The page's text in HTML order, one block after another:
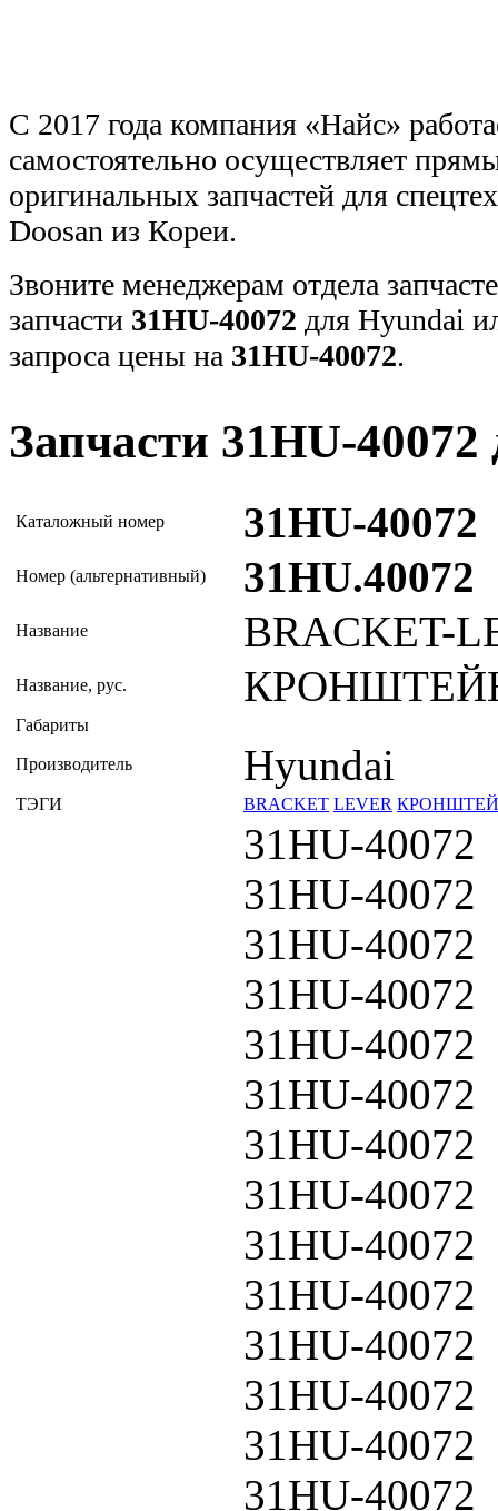
С 2017 года компания «Найс»
самостоятельно осуществляет
оригинальных запчастей для
Doosan из Кореи.
Звоните менеджерам отдела
запчасти 31HU-40072 для Hyundai
запроса цены на 31HU-40072.
Запчасти 31HU-
Каталожный номер 31HU-40072
Номер (альтернативный) 31HU.40072
Название BRACKET-
Название, рус.
Габариты
Производитель Hyundai
ТЭГИ BRACKET LEVER
31HU-40072
31HU-40072
31HU-40072
31HU-40072
31HU-40072
31HU-40072
31HU-40072
31HU-40072
31HU-40072
31HU-40072
31HU-40072
31HU-40072
31HU-40072
31HU-40072